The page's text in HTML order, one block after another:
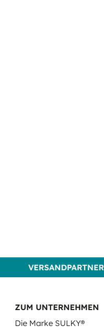
VERSANDPARTNER
ZUM UNTERNEHMEN
Die Marke SULKY®